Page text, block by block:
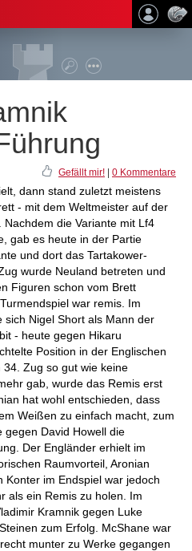
Gefällt mir! 0 Kommentare
dann stand zuletzt meistens
- mit dem Weltmeister auf der
die Variante mit Lf4
gab es heute in der Partie
und dort das Tartakower-
wurde Neuland betreten und
Figuren schon vom Brett
war remis. Im
sich Nigel Short als Mann der
- heute gegen Hikaru
Position in der Englischen
Zug so gut wie keine
gab, wurde das Remis erst
hat wohl entschieden, dass
Weißen zu einfach macht, zum
gegen David Howell die
Der Engländer erhielt im
Raumvorteil, Aronian
Konter im Endspiel war jedoch
als ein Remis zu holen. Im
Kramnik gegen Luke
zum Erfolg. McShane war
munter zu Werke gegangen